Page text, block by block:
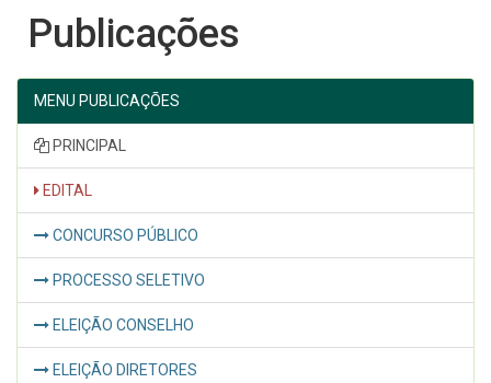
Publicações
MENU PUBLICAÇÕES
PRINCIPAL
EDITAL
CONCURSO PÚBLICO
PROCESSO SELETIVO
ELEIÇÃO CONSELHO
ELEIÇÃO DIRETORES